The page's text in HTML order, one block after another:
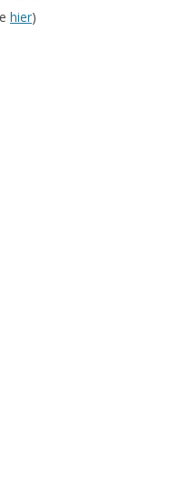
hier)